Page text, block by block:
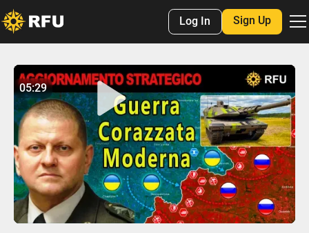
Log In Sign Up
Play
05:28
Mute Settings
Enter
No items found.
05:29